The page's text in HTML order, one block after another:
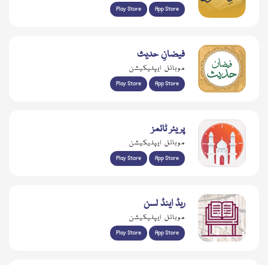
Play Store App Store
فیضانِ حدیث
موبائل ایپلیکیشن
Play Store App Store
پریئر ٹائمز
موبائل ایپلیکیشن
Play Store App Store
ریڈ اینڈ لسن
موبائل ایپلیکیشن
Play Store App Store